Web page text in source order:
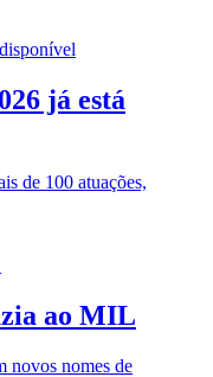
já está
de 100 atuações,
ao MIL
novos nomes de